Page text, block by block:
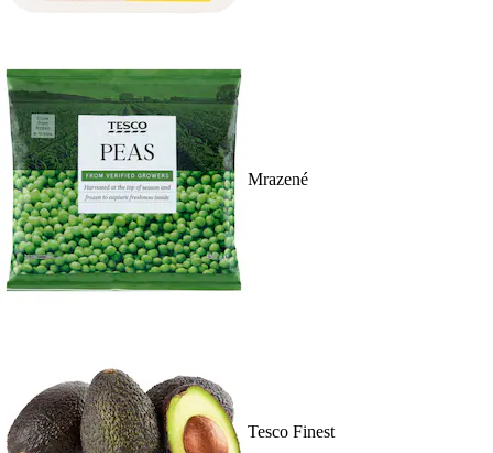
Mrazené
Tesco Finest